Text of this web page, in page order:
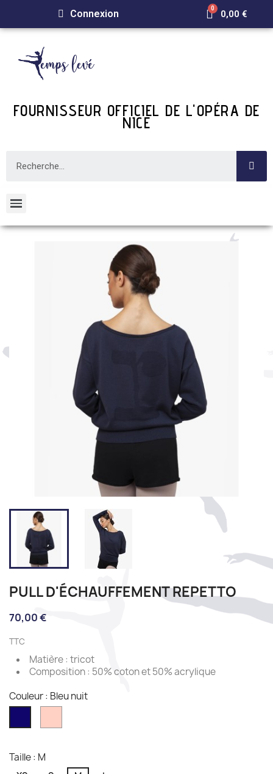
Connexion 0,00 €
FOURNISSEUR OFFICIEL DE L'OPÉRA DE
NICE
PULL D'ÉCHAUFFEMENT REPETTO
70,00 €
TTC
Matière : tricot
Composition : 50% coton et 50% acrylique
Couleur : Bleu nuit
nuit
Taille : M